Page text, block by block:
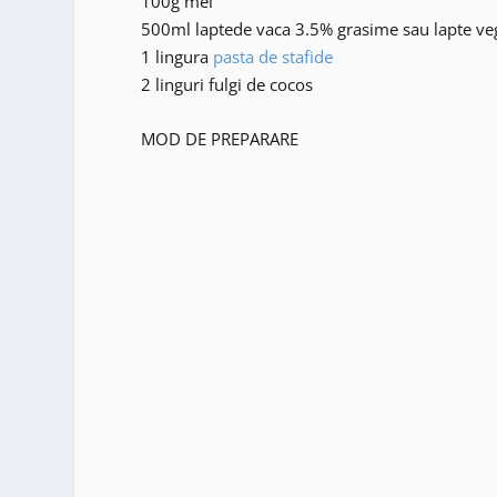
500ml laptede vaca 3.5% grasime sau lapte
1 lingura pasta de stafide
2 linguri fulgi de cocos
MOD DE PREPARARE